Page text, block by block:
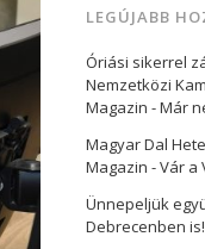
LEGÚJABB
Óriási sikerrel
Nemzetközi
Magazin -Már
Magyar Dal
Magazin -Vár a
Ünnepeljük
Debrecenben